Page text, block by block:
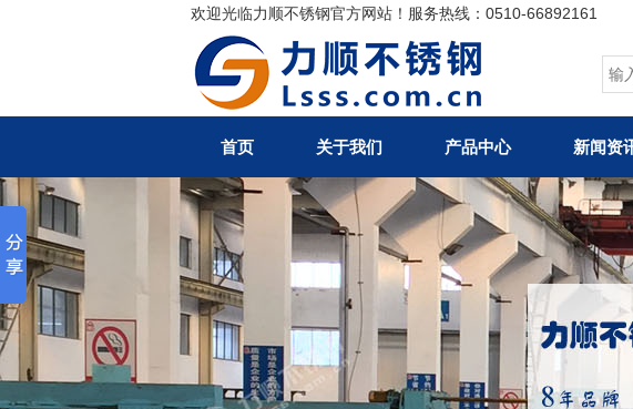
欢迎光临力顺不锈钢官方网站！服务热线：0510-66892161
搜索
首页 关于我们 产品中心 新闻资